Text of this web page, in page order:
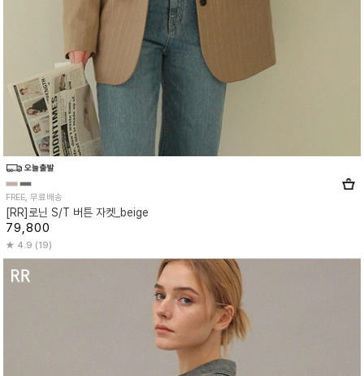
FREE, 무료배송
[RR]로닌 S/T 버튼 자켓_beige
79,800
4.9 (19)